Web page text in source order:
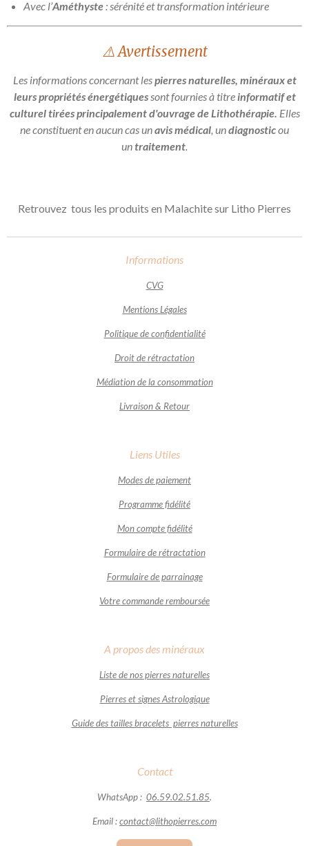
Avec l’Améthyste: sérénité et transformation intérieure
⚠️ Avertissement
Les informations concernant lespierres naturelles, minéraux et
leurs propriétés énergétiquessont fournies à titreinformatif et
culturel tirées principalement d'ouvrage de Lithothérapie. Elles
ne constituent en aucun cas unavis médical, undiagnosticou
untraitement.
Retrouvez tous les produits en Malachite sur Litho Pierres
Informations
CVG
Mentions Légales
Politique de confidentialité
Droit de rétractation
Médiation de la consommation
Livraison & Retour
Liens Utiles
Modes de paiement
Programme fidélité
Mon compte fidélité
Formulaire de rétractation
Formulaire de parrainage
Votre commande remboursée
A propos des minéraux
Liste de nos pierres naturelles
Pierres et signes Astrologique
Guide des tailles bracelets pierres naturelles
Contact
WhatsApp : 06.59.02.51.85.
Email :contact@lithopierres.com